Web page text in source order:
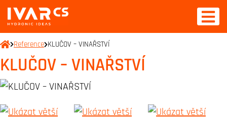
Reference KLUČOV – VINAŘSTVÍ
KLUČOV – VINAŘSTVÍ